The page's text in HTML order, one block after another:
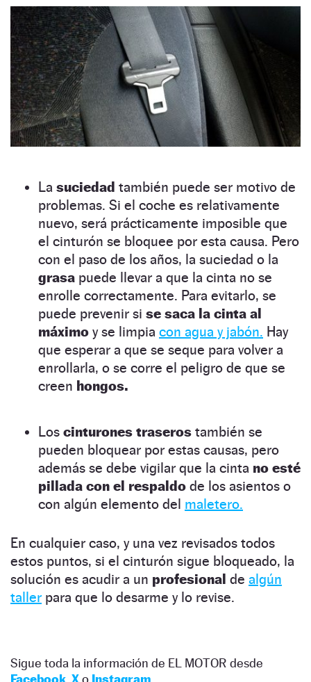
La suciedad también puede ser motivo de
problemas. Si el coche es relativamente
nuevo, será prácticamente imposible que
el cinturón se bloquee por esta causa. Pero
con el paso de los años, la suciedad o la
grasa puede llevar a que la cinta no se
enrolle correctamente. Para evitarlo, se
puede prevenir si se saca la cinta al
máximo y se limpia con agua y jabón. Hay
que esperar a que se seque para volver a
enrollarla, o se corre el peligro de que se
creen hongos.
Los cinturones traseros también se
pueden bloquear por estas causas, pero
además se debe vigilar que la cinta no esté
pillada con el respaldo de los asientos o
con algún elemento del maletero.
En cualquier caso, y una vez revisados todos
estos puntos, si el cinturón sigue bloqueado, la
solución es acudir a un profesional de algún
taller para que lo desarme y lo revise.
Sigue toda la información de EL MOTOR desde
Facebook Xo Instagram